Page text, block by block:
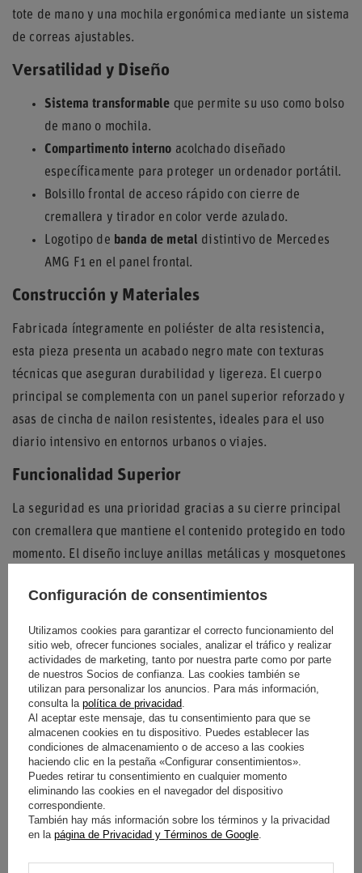
tote de mano y una mochila ergonómica mediante un sistema
de correas ajustables.
Versatilidad y Diseño
Sistema transformable que permite su uso como bolso
de mano o mochila.
Compartimento interno acolchado diseñado
específicamente para proteger un ordenador portátil.
Bolsillo frontal de acceso rápido con cierre de
cremallera y tirador en color verde azulado.
Logotipo de banda de metal distintivo de Mercedes
AMG F1 en el panel frontal.
Construcción y Materiales
Fabricada íntegramente en poliéster de alta resistencia,
esta pieza presenta un acabado negro mate con texturas
técnicas que aseguran durabilidad y ligereza. El cuerpo
principal se complementa con un panel superior reforzado y
asas de cincha de nailon resistentes, ideales para el uso
diario intensivo en entornos urbanos o viajes.
Funcionalidad Superior
La seguridad es una prioridad gracias a su cierre principal
con cremallera que mantiene el contenido protegido en todo
momento. El diseño incluye anillas metálicas y mosquetones
mochila según la comodidad del usuario, mientras que el
de la identidad visual del equipo Mercedes Petronas.
Su silueta rectangular y base plana permiten una
organización eficiente de documentos y dispositivos
electrónicos. Es la solución ideal para profesionales y
aficionados al motor que buscan un accesorio que equilibre
la estética deportiva con una estructura práctica y
organizada.
Configuración de consentimientos
Utilizamos cookies para garantizar el correcto funcionamiento del
sitio web, ofrecer funciones sociales, analizar el tráfico y realizar
actividades de marketing, tanto por nuestra parte como por parte
de nuestros Socios de confianza. Las cookies también se
utilizan para personalizar los anuncios. Para más información,
consulta la política de privacidad
Al aceptar este mensaje, das tu consentimiento para que se
almacenen cookies en tu dispositivo. Puedes establecer las
condiciones de almacenamiento o de acceso a las cookies
haciendo clic en la pestaña «Configurar consentimientos».
Puedes retirar tu consentimiento en cualquier momento
eliminando las cookies en el navegador del dispositivo
correspondiente.
También hay más información sobre los términos y la privacidad
en la página de Privacidad y Términos de Google